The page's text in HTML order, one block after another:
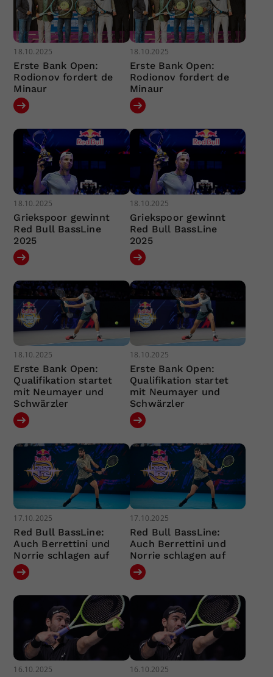
18.10.2025
Erste Bank Open:
Rodionov fordert de
Minaur
18.10.2025
Erste Bank Open:
Rodionov fordert de
Minaur
18.10.2025
Griekspoor gewinnt
Red Bull BassLine
2025
18.10.2025
Griekspoor gewinnt
Red Bull BassLine
2025
18.10.2025
Erste Bank Open:
Qualifikation startet
mit Neumayer und
Schwärzler
18.10.2025
Erste Bank Open:
Qualifikation startet
mit Neumayer und
Schwärzler
17.10.2025
Red Bull BassLine:
Auch Berrettini und
Norrie schlagen auf
17.10.2025
Red Bull BassLine:
Auch Berrettini und
Norrie schlagen auf
16.10.2025 16.10.2025